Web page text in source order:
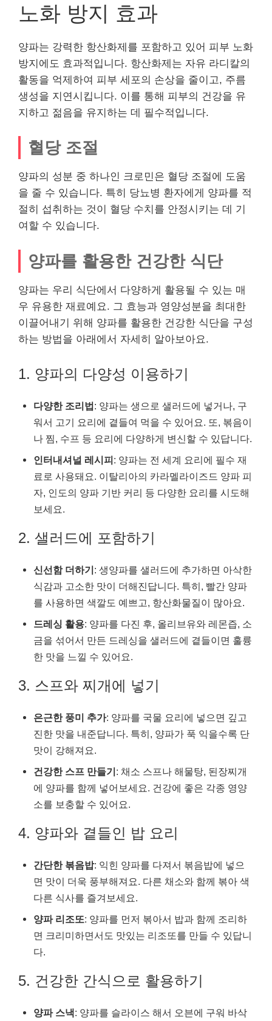
노화 방지 효과
양파는 강력한 항산화제를 포함하고 있어 피부 노화
방지에도 효과적입니다. 항산화제는 자유 라디칼의
활동을 억제하여 피부 세포의 손상을 줄이고, 주름
생성을 지연시킵니다. 이를 통해 피부의 건강을 유
지하고 젊음을 유지하는 데 필수적입니다.
혈당 조절
양파의 성분 중 하나인 크로민은 혈당 조절에 도움
을 줄 수 있습니다. 특히 당뇨병 환자에게 양파를 적
절히 섭취하는 것이 혈당 수치를 안정시키는 데 기
여할 수 있습니다.
양파를 활용한 건강한 식단
양파는 우리 식단에서 다양하게 활용될 수 있는 매
우 유용한 재료예요. 그 효능과 영양성분을 최대한
이끌어내기 위해 양파를 활용한 건강한 식단을 구성
하는 방법을 아래에서 자세히 알아보아요.
1. 양파의 다양성 이용하기
다양한 조리법: 양파는 생으로 샐러드에 넣거나, 구
워서 고기 요리에 곁들여 먹을 수 있어요. 또, 볶음이
나 찜, 수프 등 요리에 다양하게 변신할 수 있답니다.
인터내셔널 레시피: 양파는 전 세계 요리에 필수 재
료로 사용돼요. 이탈리아의 카라멜라이즈드 양파 피
자, 인도의 양파 기반 커리 등 다양한 요리를 시도해
보세요.
2. 샐러드에 포함하기
신선함 더하기: 생양파를 샐러드에 추가하면 아삭한
식감과 고소한 맛이 더해진답니다. 특히, 빨간 양파
를 사용하면 색깔도 예쁘고, 항산화물질이 많아요.
드레싱 활용: 양파를 다진 후, 올리브유와 레몬즙, 소
금을 섞어서 만든 드레싱을 샐러드에 곁들이면 훌륭
한 맛을 느낄 수 있어요.
3. 스프와 찌개에 넣기
은근한 풍미 추가: 양파를 국물 요리에 넣으면 깊고
진한 맛을 내준답니다. 특히, 양파가 푹 익을수록 단
맛이 강해져요.
건강한 스프 만들기: 채소 스프나 해물탕, 된장찌개
에 양파를 함께 넣어보세요. 건강에 좋은 각종 영양
소를 보충할 수 있어요.
4. 양파와 곁들인 밥 요리
간단한 볶음밥: 익힌 양파를 다져서 볶음밥에 넣으
면 맛이 더욱 풍부해져요. 다른 채소와 함께 볶아 색
다른 식사를 즐겨보세요.
양파 리조또: 양파를 먼저 볶아서 밥과 함께 조리하
면 크리미하면서도 맛있는 리조또를 만들 수 있답니
다.
5. 건강한 간식으로 활용하기
양파 스낵: 양파를 슬라이스 해서 오븐에 구워 바삭